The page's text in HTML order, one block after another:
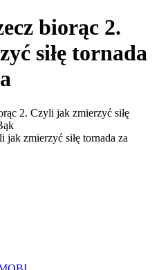
biorąc 2.
siłę tornada
jak zmierzyć siłę tornada za